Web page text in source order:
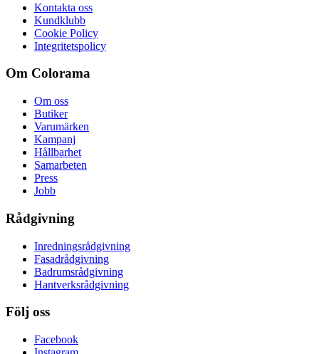
Kontakta oss
Kundklubb
Cookie Policy
Integritetspolicy
Om Colorama
Om oss
Butiker
Varumärken
Kampanj
Hållbarhet
Samarbeten
Press
Jobb
Rådgivning
Inredningsrådgivning
Fasadrådgivning
Badrumsrådgivning
Hantverksrådgivning
Följ oss
Facebook